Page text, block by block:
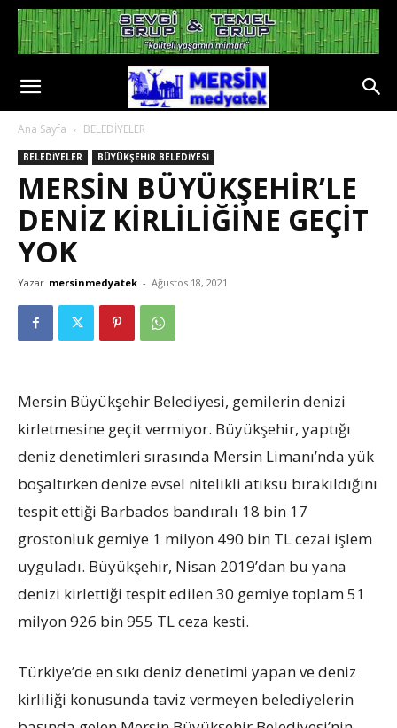
Ana Sayfa BELEDİYELER
BELEDİYELER BÜYÜKŞEHİR BELEDİYESİ
MERSİN BÜYÜKŞEHİR’LE
DENİZ KİRLİLİĞİNE GEÇİT
YOK
Yazar mersinmedyatek - Ağustos 18, 2021
Mersin Büyükşehir Belediyesi, gemilerin denizi
kirletmesine geçit vermiyor. Büyükşehir, yaptığı
deniz denetimleri sırasında Mersin Limanı’nda yük
boşaltırken denize evsel nitelikli atıksu bırakıldığını
tespit ettiği Barbados bandıralı 18 bin 17
grostonluk gemiye 1 milyon 490 bin TL cezai işlem
uyguladı. Büyükşehir, Nisan 2019’dan bu yana
denizi kirlettiği tespit edilen 30 gemiye toplam 51
milyon 926 bin 955 TL ceza kesti.
Türkiye’de en sıkı deniz denetimi yapan ve deniz
kirliliği konusunda taviz vermeyen belediyelerin